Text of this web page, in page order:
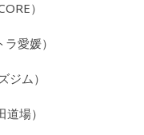
）
媛）
ム）
場）